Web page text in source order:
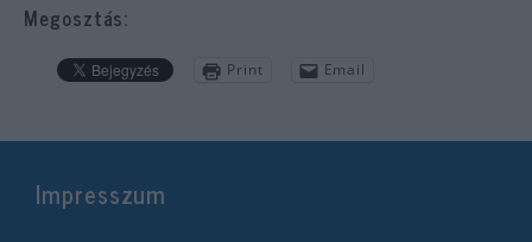
Megosztás:
Print Email
Impresszum